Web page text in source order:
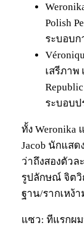
Polish
ระบอบ
เสรีภา
ระบอบ
ทั้ง Weronika
Jacob นักแส
ว่าถึงสองตัวล
รูปลักษณ์ จิต
ฐาน/รากเหง้
แซว: ทีแรกผ